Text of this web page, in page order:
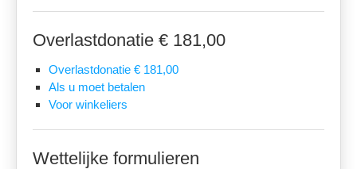
Overlastdonatie € 181,00
Overlastdonatie € 181,00
Als u moet betalen
Voor winkeliers
Wettelijke formulieren